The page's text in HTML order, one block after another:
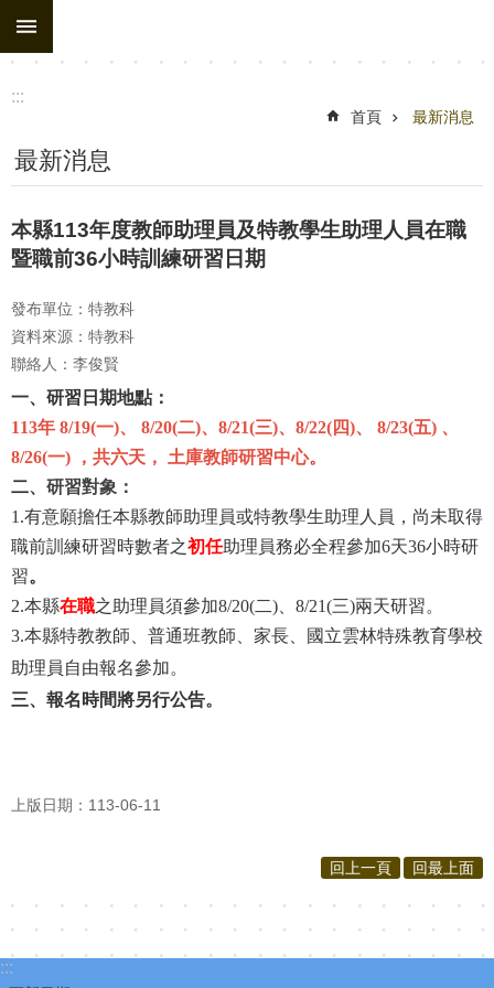
跳到主要內容區塊
:::
首頁 最新消息
最新消息
本縣113年度教師助理員及特教學生助理人員在職
暨職前36小時訓練研習日期
發布單位：特教科
資料來源：特教科
聯絡人：李俊賢
一、研習日期地點：
113年 8/19(一)、 8/20(二)、8/21(三)、8/22(四)、 8/23(五) 、
8/26(一)
，共六天 ， 土庫教師研習中心。
二、研習對象 ：
1.有意願擔任本縣教師助理員或特教學生助理人員，尚未取得
職前訓練研習時數者之初任助理員務必全程參加6天36小時研
習。
2.本縣在職之助理員須參加8/20(二)、8/21(三)兩天研習。
3.本縣特教教師、普通班教師、家長、國立雲林特殊教育學校
助理員自由報名參加。
三、報名時間將另行公告。
上版日期：113-06-11
回上一頁 回最上面
:::